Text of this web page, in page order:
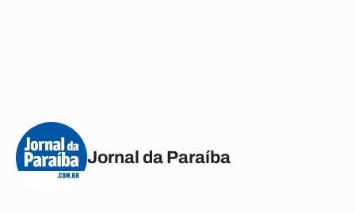
Jornal da Paraíba